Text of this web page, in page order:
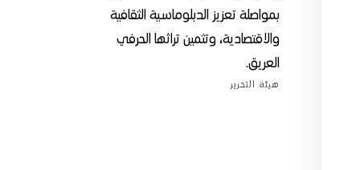
بمواصلة تعزيز الدبلوماسية الثقافية
والاقتصادية، وتثمين تراثها الحرفي
العريق.
هيئة التحرير